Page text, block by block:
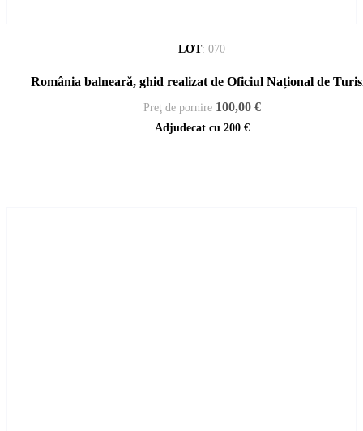
LOT: 070
România balneară, ghid realizat de Oficiul Național de
Preţ de pornire 100,00 €
Adjudecat cu 200 €